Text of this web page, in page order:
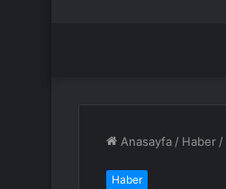
Anasayfa / Haber /
Haber